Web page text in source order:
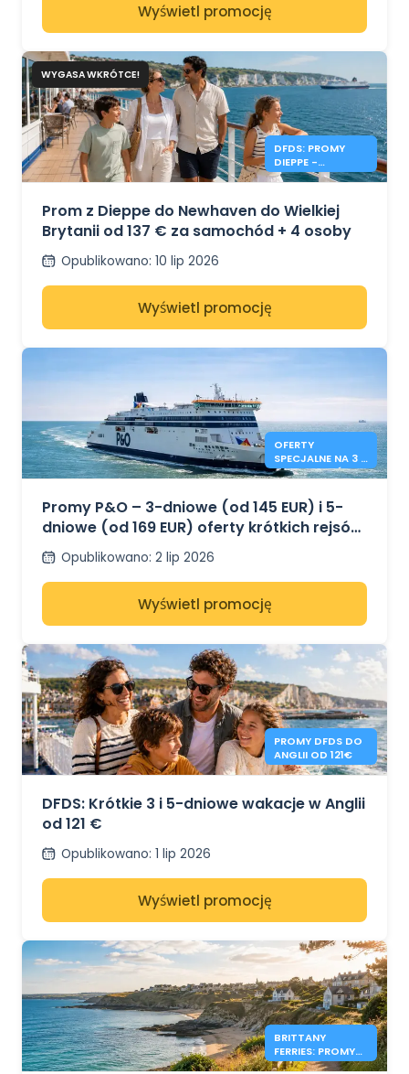
Wyświetl promocję
WYGASA WKRÓTCE!
DFDS: PROMY
DIEPPE -
NEWHAVEN OD
Prom z Dieppe do Newhaven do Wielkiej
Brytanii od 137 € za samochód + 4 osoby
Opublikowano: 10 lip 2026
Wyświetl promocję
OFERTY
SPECJALNE NA 3 I
5 DNI PROMÓW
Promy P&O – 3-dniowe (od 145 EUR) i 5-
dniowe (od 169 EUR) oferty krótkich rejsów
– z Dover do Calais
Opublikowano: 2 lip 2026
Wyświetl promocję
PROMY DFDS DO
ANGLII OD 121€
DFDS: Krótkie 3 i 5-dniowe wakacje w Anglii
od 121 €
Opublikowano: 1 lip 2026
Wyświetl promocję
BRITTANY
FERRIES: PROMY
DO ANGLII OD